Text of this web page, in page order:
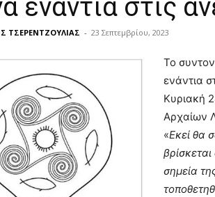
ενάντια στις
ΤΣΕΡΕΝΤΖΟΥΛΙΑΣ - 23 Σεπτεμβρίου, 2023
Το
ενάντια
Κυριακή
Αρχαίων
«Εκεί θα
σημεία